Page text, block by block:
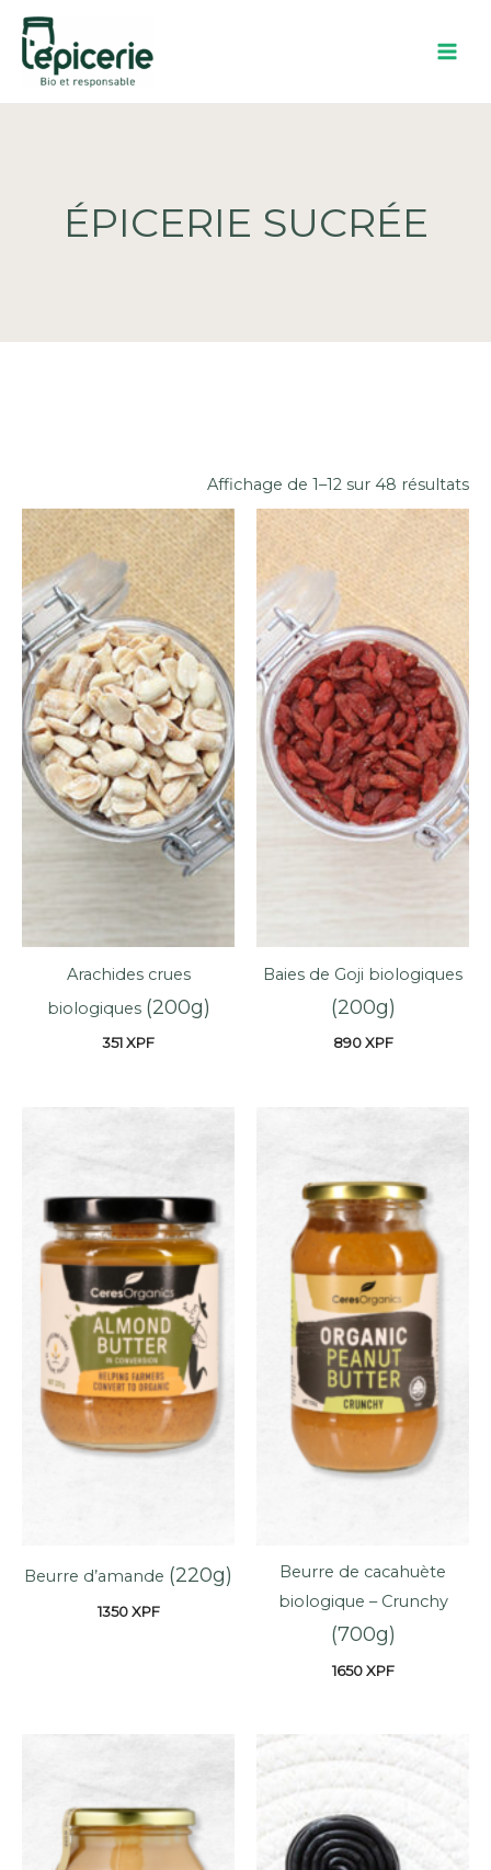
Aller
contenu
ÉPICERIE SUCRÉE
Affichage de 1–12 sur 48 résultats
Arachides crues
biologiques (200g)
351XPF
Baies de Goji biologiques
(200g)
890XPF
Beurre d’amande (220g)
1350XPF
Beurre de cacahuète
biologique – Crunchy
(700g)
1650XPF